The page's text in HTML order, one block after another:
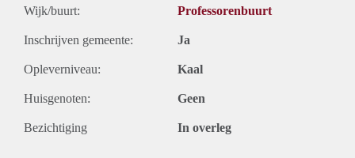
Wijk/buurt: Professorenbuurt
Inschrijven gemeente: Ja
Opleverniveau: Kaal
Huisgenoten: Geen
Bezichtiging In overleg